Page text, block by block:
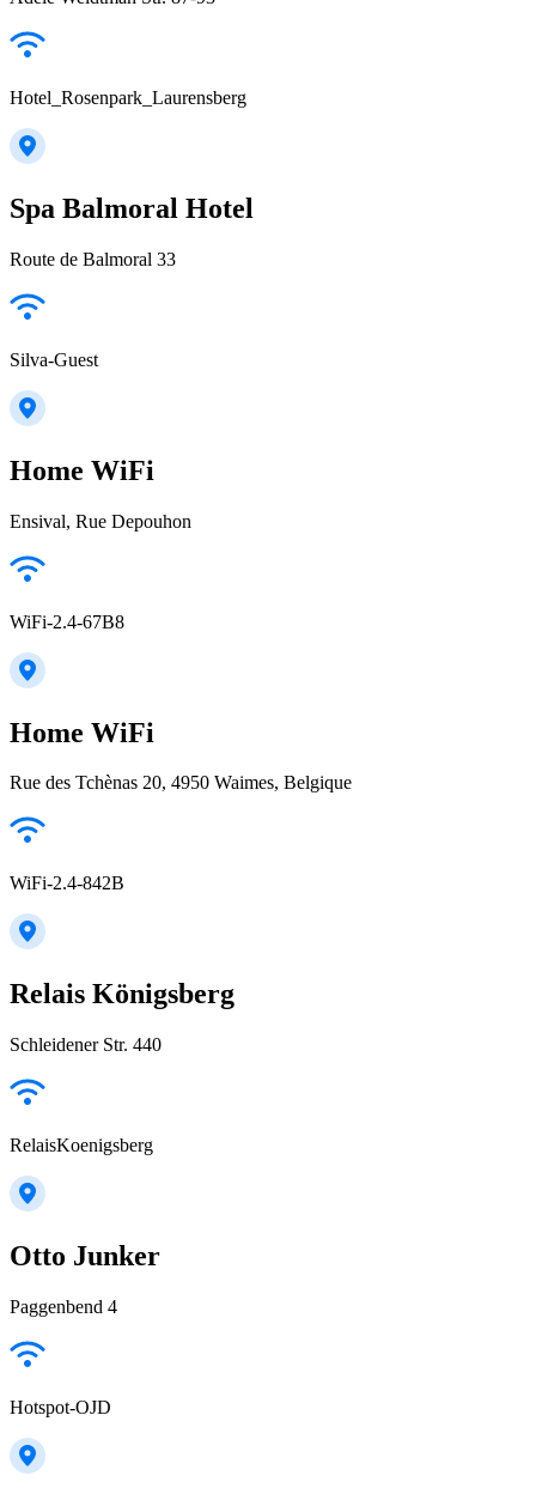
Hotel_Rosenpark_Laurensberg
Spa Balmoral Hotel
Route de Balmoral 33
Silva-Guest
Home WiFi
Ensival, Rue Depouhon
WiFi-2.4-67B8
Home WiFi
Rue des Tchènas 20, 4950 Waimes, Belgique
WiFi-2.4-842B
Relais Königsberg
Schleidener Str. 440
RelaisKoenigsberg
Otto Junker
Paggenbend 4
Hotspot-OJD